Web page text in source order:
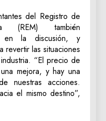
del Registro de
(REM) también
en la discusión, y
revertir las situaciones
“El precio de
mejora, y hay una
nuestras acciones.
el mismo destino”,